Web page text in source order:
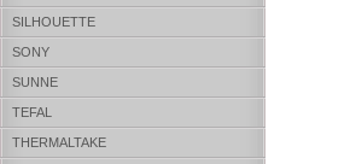
SILHOUETTE
SONY
SUNNE
TEFAL
THERMALTAKE